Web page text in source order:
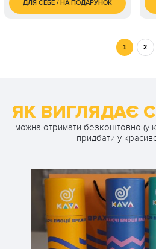
1 900
грн
ДЛЯ СЕБЕ / НА ПОДАРУНОК
1 2
ЯК ВИГЛЯДАЄ
можна отримати безкоштовно (у
придбати у